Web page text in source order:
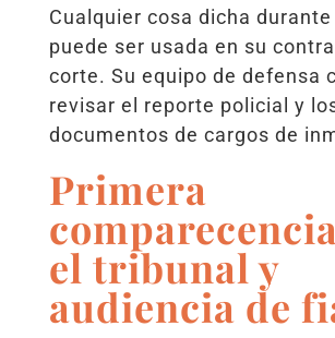
Cualquier cosa dicha
puede ser usada en su
corte. Su equipo de defensa
revisar el reporte policial y
documentos de cargos de
Primera
el tribunal y
audiencia de